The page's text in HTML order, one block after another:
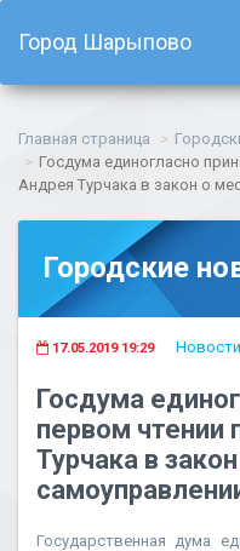
Город Шарыпово
Главная страница
Госдума единогласно
Андрея Турчака в закон о
Городские
17.05.2019 19:29
Госдума
первом чтении
Турчака в
Государственная дума